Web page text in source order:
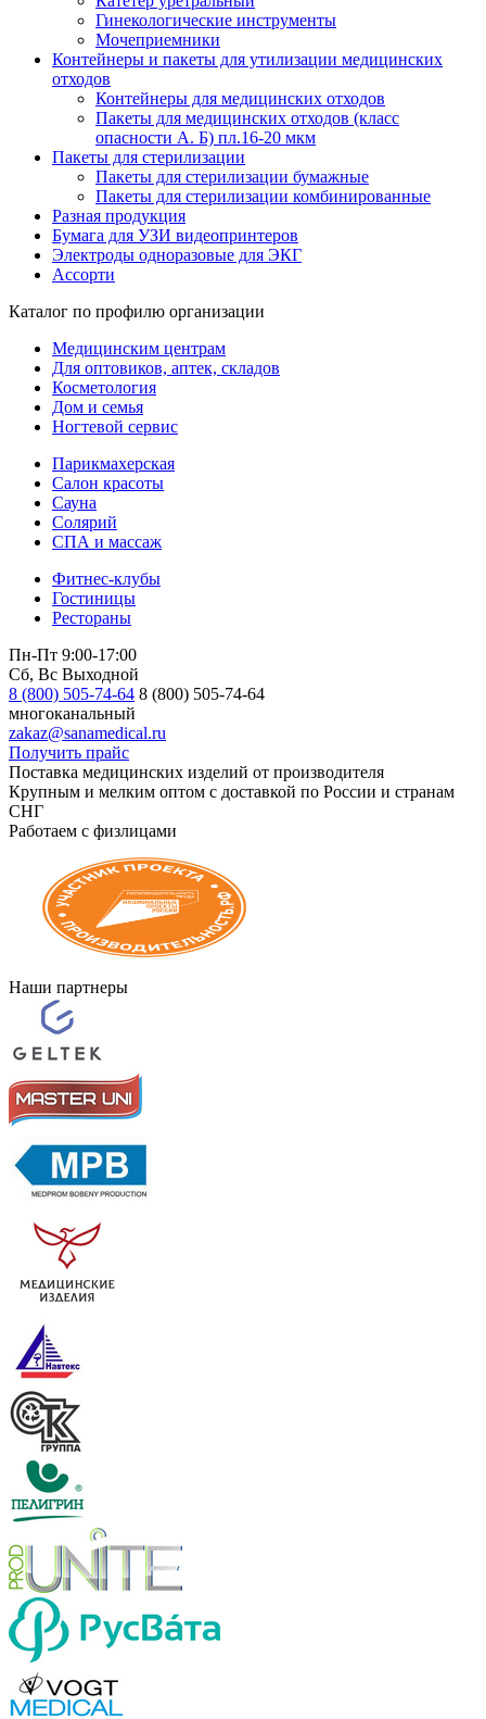
Гинекологические инструменты
Мочеприемники
Контейнеры и пакеты для утилизации медицинских
отходов
Контейнеры для медицинских отходов
Пакеты для медицинских отходов (класс
опасности А. Б) пл.16-20 мкм
Пакеты для стерилизации
Пакеты для стерилизации бумажные
Пакеты для стерилизации комбинированные
Разная продукция
Бумага для УЗИ видеопринтеров
Электроды одноразовые для ЭКГ
Ассорти
Каталог по профилю организации
Медицинским центрам
Для оптовиков, аптек, складов
Косметология
Дом и семья
Ногтевой сервис
Парикмахерская
Салон красоты
Сауна
Солярий
СПА и массаж
Фитнес-клубы
Гостиницы
Рестораны
Пн-Пт 9:00-17:00
Сб, Вс Выходной
8 (800) 505-74-64 8 (800) 505-74-64
многоканальный
zakaz@sanamedical.ru
Получить прайс
Поставка медицинских изделий от производителя
Крупным и мелким оптом с доставкой по России и странам
СНГ
Работаем с физлицами
Наши партнеры